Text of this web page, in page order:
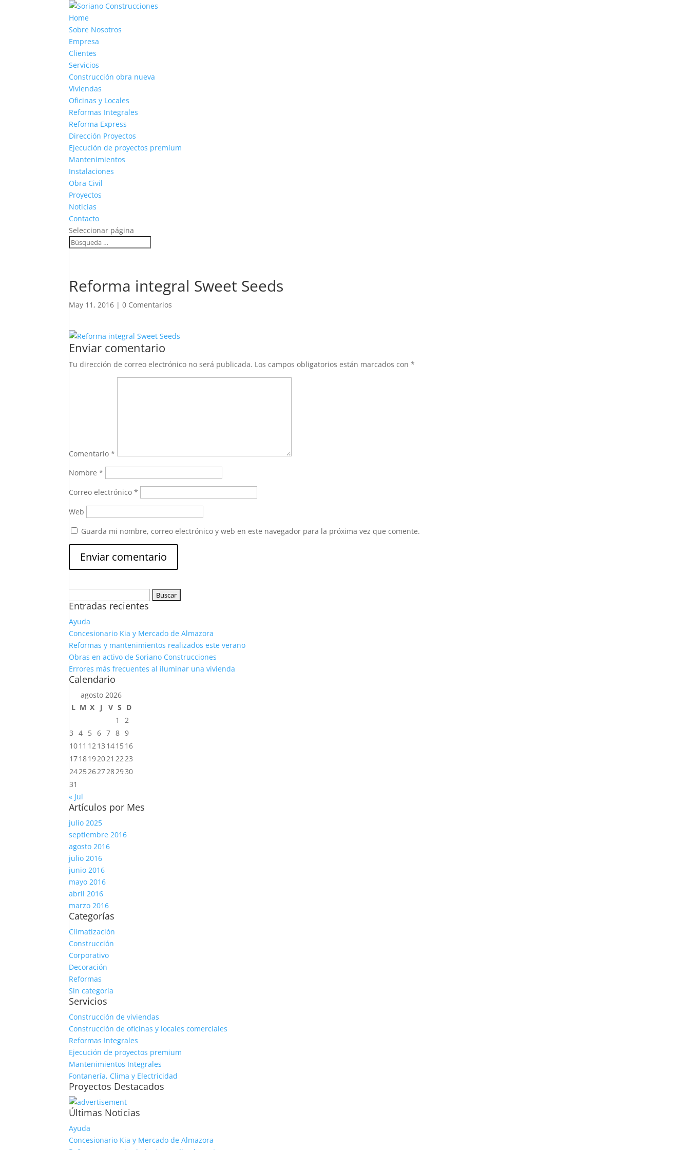
Home
Sobre Nosotros
Empresa
Clientes
Servicios
Construcción obra nueva
Viviendas
Oficinas y Locales
Reformas Integrales
Reforma Express
Dirección Proyectos
Ejecución de proyectos premium
Mantenimientos
Instalaciones
Obra Civil
Proyectos
Noticias
Contacto
Seleccionar página
Reforma integral Sweet Seeds
May 11, 2016 |0 Comentarios
Enviar comentario
Tu dirección de correo electrónico no será publicada. Los campos obligatorios están marcados con*
Comentario*
Nombre*
Correo electrónico*
Web
Guarda mi nombre, correo electrónico y web en este navegador para la próxima vez que comente.
Entradas recientes
Ayuda
Concesionario Kia y Mercado de Almazora
Reformas y mantenimientos realizados este verano
Obras en activo de Soriano Construcciones
Errores más frecuentes al iluminar una vivienda
Calendario
agosto 2026
L M X J V S D
1
2
3
4 5 6 7 8 9
1011 1213 141516
1718192021 2223
24252627282930
31
« Jul
Artículos por Mes
julio 2025
septiembre 2016
agosto 2016
julio 2016
junio 2016
mayo 2016
abril 2016
marzo 2016
Categorías
Climatización
Construcción
Corporativo
Decoración
Reformas
Sin categoría
Servicios
Construcción de viviendas
Construcción de oficinas y locales comerciales
Reformas Integrales
Ejecución de proyectos premium
Mantenimientos Integrales
Fontanería, Clima y Electricidad
Proyectos Destacados
Últimas Noticias
Ayuda
Concesionario Kia y Mercado de Almazora